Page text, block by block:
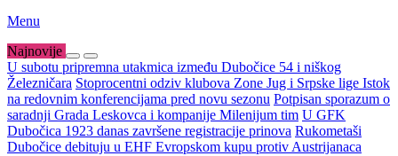
Menu
Najnovije
U subotu pripremna utakmica između Dubočice 54 i niškog
Železničara Stoprocentni odziv klubova Zone Jug i Srpske lige Istok
na redovnim konferencijama pred novu sezonu Potpisan sporazum o
saradnji Grada Leskovca i kompanije Milenijum tim U GFK
Dubočica 1923 danas završene registracije prinova Rukometaši
Dubočice debituju u EHF Evropskom kupu protiv Austrijanaca